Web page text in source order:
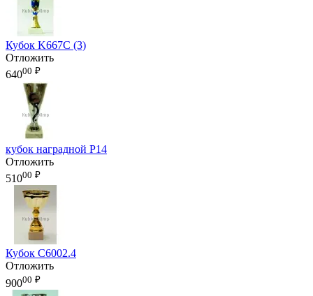
Кубок K667C (3)
Отложить
64000 ₽
кубок наградной P14
Отложить
51000 ₽
Кубок C6002.4
Отложить
90000 ₽